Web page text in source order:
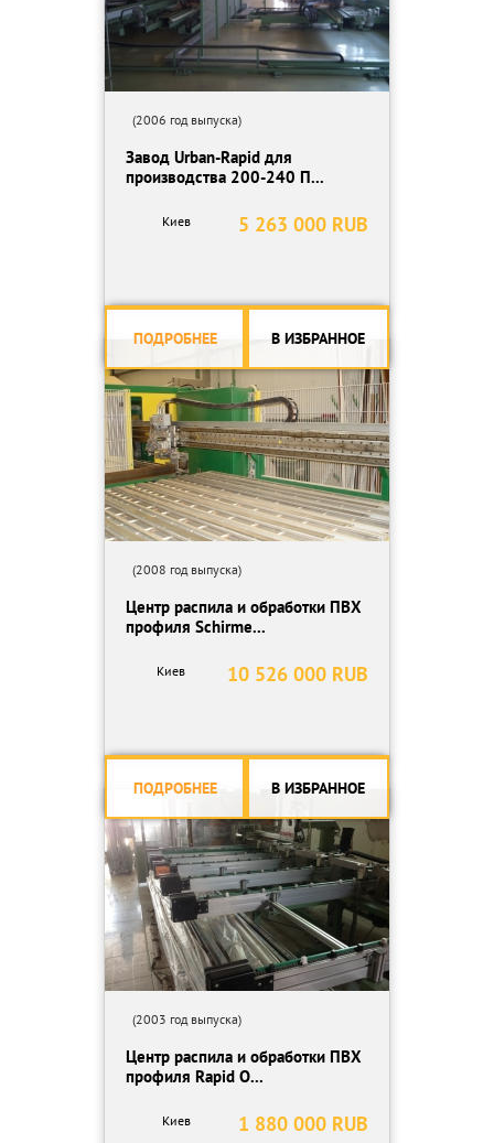
(2006 год выпуска)
Завод Urban-Rapid для
производства 200-240 П...
5 263 000 RUB
Киев
ПОДРОБНЕЕ В ИЗБРАННОЕ
(2008 год выпуска)
Центр распила и обработки ПВХ
профиля Schirme...
10 526 000 RUB
Киев
ПОДРОБНЕЕ В ИЗБРАННОЕ
(2003 год выпуска)
Центр распила и обработки ПВХ
профиля Rapid O...
1 880 000 RUB
Киев